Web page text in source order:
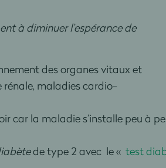
à diminuer l’espérance de
des organes vitaux et
rénale, maladies cardio-
car la maladie s’installe peu à
de type 2 avec le « test